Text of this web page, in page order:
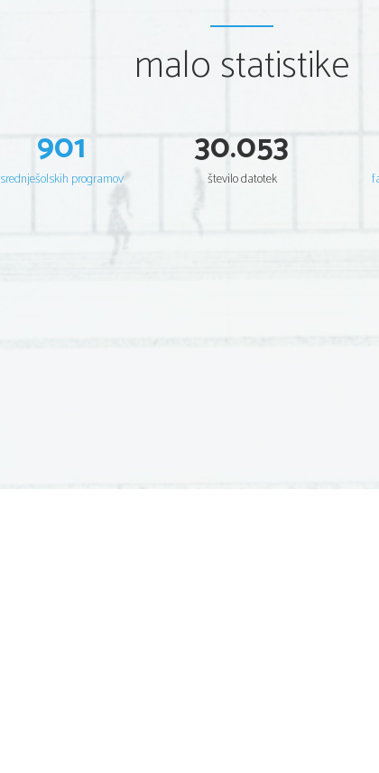
malo statistike
901
srednješolskih programov
30.053
število datotek